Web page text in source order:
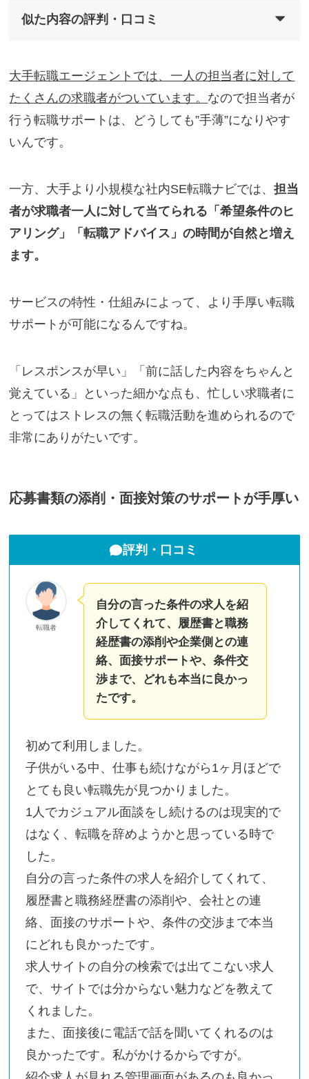
似た内容の評判・口コミ
大手転職エージェントでは、一人の担当者に対して
たくさんの求職者がついています。 なので担当者が
行う転職サポートは、どうしても”手薄”になりやす
いんです。
一方、大手より小規模な社内SE転職ナビでは、担当
者が求職者一人に対して当てられる「希望条件のヒ
アリング」「転職アドバイス」の時間が自然と増え
ます。
サービスの特性・仕組みによって、より手厚い転職
サポートが可能になるんですね。
「レスポンスが早い」「前に話した内容をちゃんと
覚えている」といった細かな点も、忙しい求職者に
とってはストレスの無く転職活動を進められるので
非常にありがたいです。
応募書類の添削・面接対策のサポートが手厚い
評判・口コミ
転職者
自分の言った条件の求人を紹
介してくれて、履歴書と職務
経歴書の添削や企業側との連
絡、面接サポートや、条件交
渉まで、どれも本当に良かっ
たです。
初めて利用しました。
子供がいる中、仕事も続けながら1ヶ月ほどで
とても良い転職先が見つかりました。
1人でカジュアル面談をし続けるのは現実的で
はなく、転職を辞めようかと思っている時で
した。
自分の言った条件の求人を紹介してくれて、
履歴書と職務経歴書の添削や、会社との連
絡、面接のサポートや、条件の交渉まで本当
にどれも良かったです。
求人サイトの自分の検索では出てこない求人
で、サイトでは分からない魅力などを教えて
くれました。
また、面接後に電話で話を聞いてくれるのは
良かったです。私がかけるからですが。